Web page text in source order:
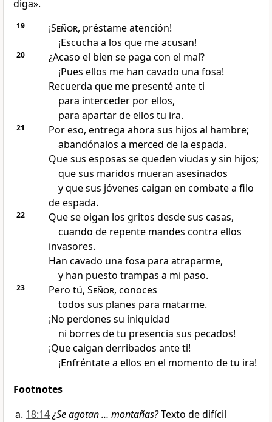
diga».
19 ¡Señor, préstame atención!
¡Escucha a los que me acusan!
20
¿Acaso el bien se paga con el mal?
¡Pues ellos me han cavado una fosa!
Recuerda que me presenté ante ti
para interceder por ellos,
para apartar de ellos tu ira.
21
Por eso, entrega ahora sus hijos al hambre;
abandónalos a merced de la espada.
Que sus esposas se queden viudas y sin hijos;
que sus maridos mueran asesinados
y que sus jóvenes caigan en combate a filo
de espada.
22
Que se oigan los gritos desde sus casas,
cuando de repente mandes contra ellos
invasores.
Han cavado una fosa para atraparme,
y han puesto trampas a mi paso.
23 Pero tú, Señor, conoces
todos sus planes para matarme.
¡No perdones su iniquidad
ni borres de tu presencia sus pecados!
¡Que caigan derribados ante ti!
¡Enfréntate a ellos en el momento de tu ira!
Footnotes
18:14¿Se agotan … montañas?Texto de difícil